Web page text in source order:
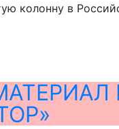
колонну в